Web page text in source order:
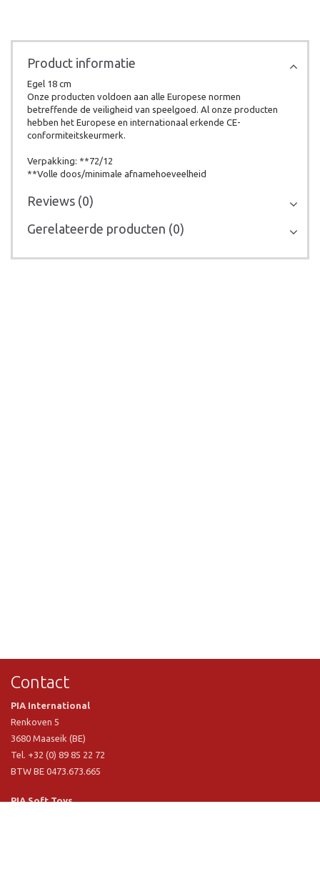
Product informatie
Egel 18 cm
Onze producten voldoen aan alle Europese normen
betreffende de veiligheid van speelgoed. Al onze producten
hebben het Europese en internationaal erkende CE-
conformiteitskeurmerk.
Verpakking: **72/12
**Volle doos/minimale afnamehoeveelheid
Reviews (0)
Gerelateerde producten (0)
Contact
PIA International
Renkoven 5
3680 Maaseik (BE)
Tel. +32 (0) 89 85 22 72
BTW BE 0473.673.665
PIA Soft Toys